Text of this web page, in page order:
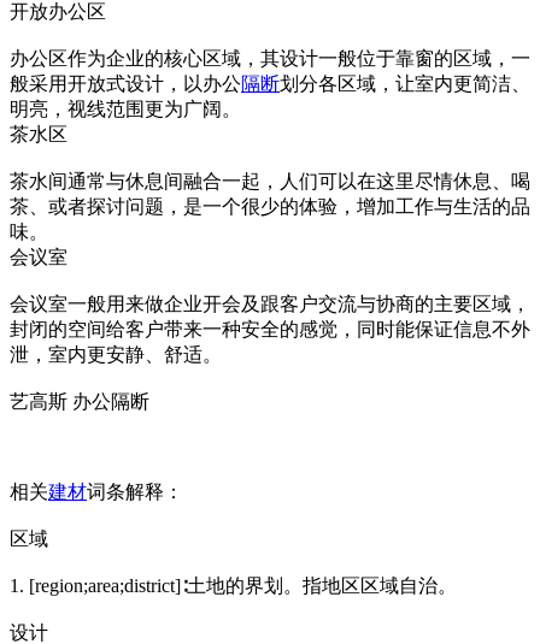
开放办公区
办公区作为企业的核心区域，其设计一般位于靠窗的区域，一
般采用开放式设计，以办公隔断划分各区域，让室内更简洁、
明亮，视线范围更为广阔。
茶水区
茶水间通常与休息间融合一起，人们可以在这里尽情休息、喝
茶、或者探讨问题，是一个很少的体验，增加工作与生活的品
味。
会议室
会议室一般用来做企业开会及跟客户交流与协商的主要区域，
封闭的空间给客户带来一种安全的感觉，同时能保证信息不外
泄，室内更安静、舒适。
艺高斯 办公隔断
相关建材词条解释：
区域
1. [region;area;district]∶土地的界划。指地区区域自治。
设计